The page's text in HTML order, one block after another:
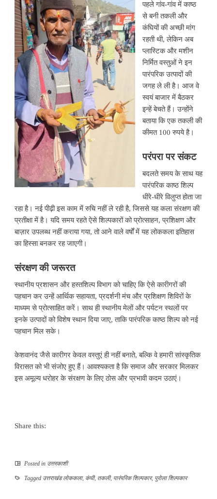
पहले गांव-गांव में काष्ठ
से बनी तकली और
कंघियों की अच्छी मांग
रहती थी, लेकिन अब
प्लास्टिक और मशीन
निर्मित वस्तुओं ने इन
पारंपरिक उत्पादों की
जगह ले ली है। आज वे
स्वयं बाजार में बैठकर
इन्हें बेचते हैं। उन्होंने
बताया कि एक तकली की
कीमत 100 रुपये है।
परंपरा पर संकट
बदलते समय के साथ यह
पारंपरिक काष्ठ शिल्प
धीरे-धीरे विलुप्त होता जा
रहा है। नई पीढ़ी इस काम में रुचि नहीं ले रही है, जिससे यह कला संरक्षण की
प्रतीक्षा में है। यदि समय रहते ऐसे शिल्पकारों को प्रोत्साहन, प्रशिक्षण और
बाज़ार उपलब्ध नहीं कराया गया, तो आने वाले वर्षों में यह लोककला इतिहास
का हिस्सा बनकर रह जाएगी।
संरक्षण की जरूरत
स्थानीय प्रशासन और हस्तशिल्प विभाग को चाहिए कि ऐसे कारीगरों की
पहचान कर उन्हें आर्थिक सहायता, प्रदर्शनी मंच और प्रशिक्षण शिविरों के
माध्यम से प्रोत्साहित करें। साथ ही स्थानीय मेलों और पर्यटन स्थलों पर
इनके उत्पादों को विशेष स्थान दिया जाए, ताकि पारंपरिक काष्ठ शिल्प को नई
पहचान मिल सके।
केशवानंद जैसे कारीगर केवल वस्तुएं ही नहीं बनाते, बल्कि वे हमारी सांस्कृतिक
विरासत को भी संजोए हुए हैं। आवश्यकता है कि समाज और सरकार मिलकर
इस अमूल्य धरोहर के संरक्षण के लिए ठोस और प्रभावी कदम उठाएं।
Share this:
Posted in उत्तरकाशी
Tagged उत्तराखंड लोककला, कंघी, तकली, पारंपरिक शिल्पकार, पुरोला शिल्पकार